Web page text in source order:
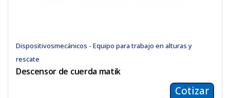
Dispositivosmecánicos - Equipo para trabajo en alturas y
rescate
Descensor de cuerda matik
Cotizar